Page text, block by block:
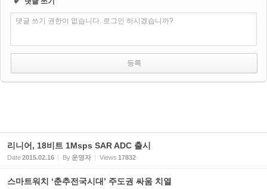
댓글 쓰기 권한이 없습니다. 로그인 하시겠습니까?
리니어, 18비트 1Msps SAR ADC 출시
Date2015.02.16 By 운영자 Views 17832
스마트워치 ‘춘추전국시대’ 주도권 싸움 치열